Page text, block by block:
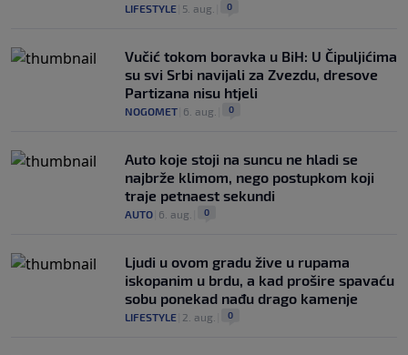
LIFESTYLE 5. aug. 0
Vučić tokom boravka u BiH: U Čipuljićima
su svi Srbi navijali za Zvezdu, dresove
Partizana nisu htjeli
NOGOMET 6. aug. 0
Auto koje stoji na suncu ne hladi se
najbrže klimom, nego postupkom koji
traje petnaest sekundi
AUTO 6. aug. 0
Ljudi u ovom gradu žive u rupama
iskopanim u brdu, a kad prošire spavaću
sobu ponekad nađu drago kamenje
LIFESTYLE 2. aug. 0